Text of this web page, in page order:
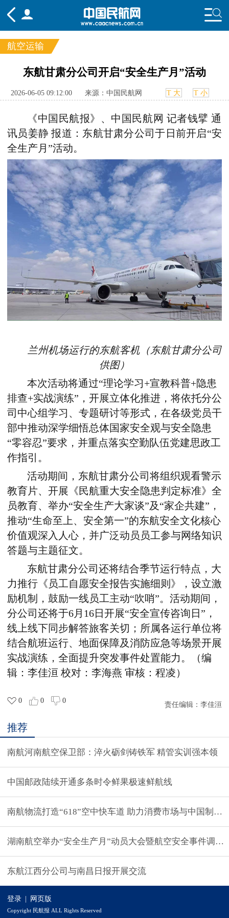
频道
国内 国际
行业
航空运输
东航甘肃分公司开启“安全生产月”活动
2026-06-05 09:12:00 来源：中国民航网 T 大 T 小
《中国民航报》、中国民航网 记者钱擘 通
讯员姜静 报道：东航甘肃分公司于日前开启“安
全生产月”活动。
兰州机场运行的东航客机（东航甘肃分公司
供图）
本次活动将通过“理论学习+宣教科普+隐患
排查+实战演练”，开展立体化推进，将依托分公
司中心组学习、专题研讨等形式，在各级党员干
部中推动深学细悟总体国家安全观与安全隐患
“零容忍”要求，并重点落实空勤队伍党建思政工
作指引。
活动期间，东航甘肃分公司将组织观看警示
教育片、开展《民航重大安全隐患判定标准》全
员教育、举办“安全生产大家谈”及“家企共建”，
推动“生命至上、安全第一”的东航安全文化核心
价值观深入人心，并广泛动员员工参与网络知识
答题与主题征文。
东航甘肃分公司还将结合季节运行特点，大
力推行《员工自愿安全报告实施细则》，设立激
励机制，鼓励一线员工主动“吹哨”。活动期间，
分公司还将于6月16日开展“安全宣传咨询日”，
线上线下同步解答旅客关切；所属各运行单位将
结合航班运行、地面保障及消防应急等场景开展
实战演练，全面提升突发事件处置能力。
（编
辑：李佳洹 校对：李海燕 审核：程凌）
0 0 0
责任编辑： 李佳洹
推荐
南航河南航空保卫部：淬火砺剑铸铁军 精管实训强本领
中国邮政陆续开通多条时令鲜果极速鲜航线
南航物流打造“618”空中快车道 助力消费市场与中国制造
湖南航空举办“安全生产月”动员大会暨航空安全事件调查
东航江西分公司与南昌日报开展交流
登录 网页版
Copyright 民航报 ALL Rights Reserved